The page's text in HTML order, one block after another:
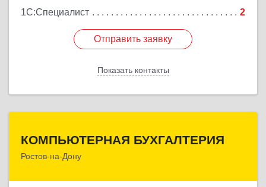
1С:Специалист
2
Отправить заявку
Показать контакты
Отправить заявку
Назад
КОМПЬЮТЕРНАЯ БУХГАЛТЕРИЯ
Ростов-на-Дону344002, Ростовская обл, Ростов-на-Дону г,